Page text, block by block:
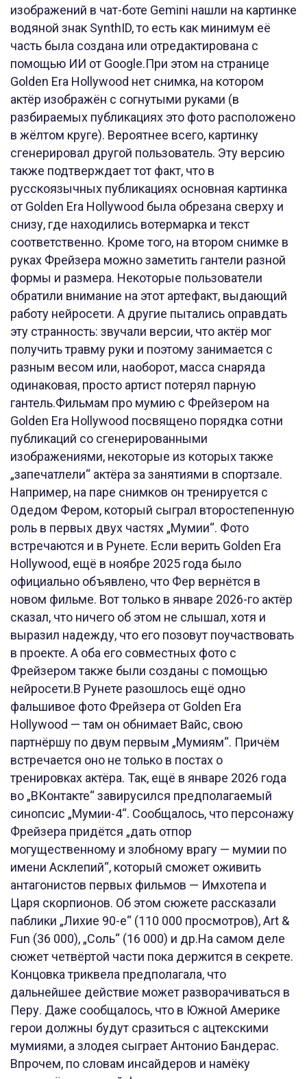
изображений в чат-боте Gemini нашли на картинке
водяной знак SynthID, то есть как минимум её
часть была создана или отредактирована с
помощью ИИ от Google.При этом на странице
Golden Era Hollywood нет снимка, на котором
актёр изображён с согнутыми руками (в
разбираемых публикациях это фото расположено
в жёлтом круге). Вероятнее всего, картинку
сгенерировал другой пользователь. Эту версию
также подтверждает тот факт, что в
русскоязычных публикациях основная картинка
от Golden Era Hollywood была обрезана сверху и
снизу, где находились вотермарка и текст
соответственно. Кроме того, на втором снимке в
руках Фрейзера можно заметить гантели разной
формы и размера. Некоторые пользователи
обратили внимание на этот артефакт, выдающий
работу нейросети. А другие пытались оправдать
эту странность: звучали версии, что актёр мог
получить травму руки и поэтому занимается с
разным весом или, наоборот, масса снаряда
одинаковая, просто артист потерял парную
гантель.Фильмам про мумию с Фрейзером на
Golden Era Hollywood посвящено порядка сотни
публикаций со сгенерированными
изображениями, некоторые из которых также
„запечатлели“ актёра за занятиями в спортзале.
Например, на паре снимков он тренируется с
Одедом Фером, который сыграл второстепенную
роль в первых двух частях „Мумии“. Фото
встречаются и в Рунете. Если верить Golden Era
Hollywood, ещё в ноябре 2025 года было
официально объявлено, что Фер вернётся в
новом фильме. Вот только в январе 2026-го актёр
сказал, что ничего об этом не слышал, хотя и
выразил надежду, что его позовут поучаствовать
в проекте. А оба его совместных фото с
Фрейзером также были созданы с помощью
нейросети.В Рунете разошлось ещё одно
фальшивое фото Фрейзера от Golden Era
Hollywood — там он обнимает Вайс, свою
партнёршу по двум первым „Мумиям“. Причём
встречается оно не только в постах о
тренировках актёра. Так, ещё в январе 2026 года
во „ВКонтакте“ завирусился предполагаемый
синопсис „Мумии-4“. Сообщалось, что персонажу
Фрейзера придётся „дать отпор
могущественному и злобному врагу — мумии по
имени Асклепий“, который сможет оживить
антагонистов первых фильмов — Имхотепа и
Царя скорпионов. Об этом сюжете рассказали
паблики „Лихие 90-е“ (110 000 просмотров), Art &
Fun (36 000), „Соль“ (16 000) и др.На самом деле
сюжет четвёртой части пока держится в секрете.
Концовка триквела предполагала, что
дальнейшее действие может разворачиваться в
Перу. Даже сообщалось, что в Южной Америке
герои должны будут сразиться с ацтекскими
мумиями, а злодея сыграет Антонио Бандерас.
Впрочем, по словам инсайдеров и намёку